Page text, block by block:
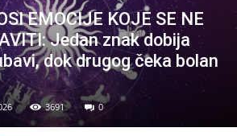
EMOCIJE KOJE SE NE
Jedan znak dobija
dok drugog čeka bolan
3691 0